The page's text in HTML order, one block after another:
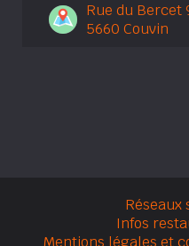
Rue du Bercet
5660 Couvin
Réseaux
Infos
Mentions légales et